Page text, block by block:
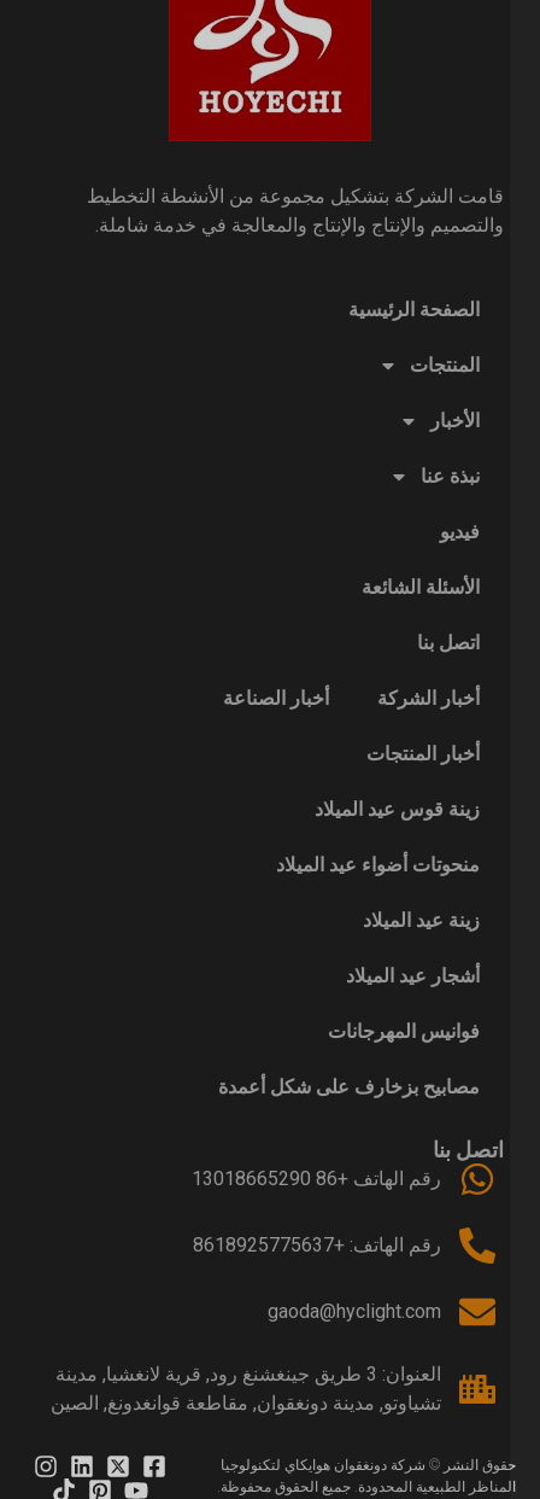
قامت الشركة بتشكيل مجموعة من الأنشطة التخطيط
والتصميم والإنتاج والإنتاج والمعالجة في خدمة شاملة.
الصفحة الرئيسية
المنتجات
الأخبار
نبذة عنا
فيديو
الأسئلة الشائعة
اتصل بنا
أخبار الشركة أخبار الصناعة
أخبار المنتجات
زينة قوس عيد الميلاد
منحوتات أضواء عيد الميلاد
زينة عيد الميلاد
أشجار عيد الميلاد
فوانيس المهرجانات
مصابيح بزخارف على شكل أعمدة
اتصل بنا
رقم الهاتف +86 13018665290
رقم الهاتف: +8618925775637
gaoda@hyclight.com
العنوان: 3 طريق جينغشنغ رود, قرية لانغشيا, مدينة
تشياوتو, مدينة دونغقوان, مقاطعة قوانغدونغ, الصين
النشر © شركة دونغقوان هوايكاي لتكنولوجيا
الطبيعية المحدودة. جميع الحقوق محفوظة.